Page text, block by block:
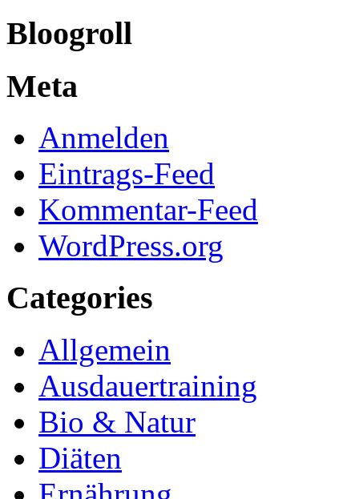
Bloogroll
Meta
Anmelden
Eintrags-Feed
Kommentar-Feed
WordPress.org
Categories
Allgemein
Ausdauertraining
Bio & Natur
Diäten